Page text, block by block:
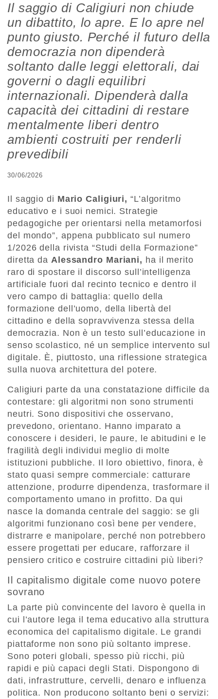
Il saggio di Caligiuri non chiude
un dibattito, lo apre. E lo apre nel
punto giusto. Perché il futuro della
democrazia non dipenderà
soltanto dalle leggi elettorali, dai
governi o dagli equilibri
internazionali. Dipenderà dalla
capacità dei cittadini di restare
mentalmente liberi dentro
ambienti costruiti per renderli
prevedibili
30/06/2026
Il saggio di Mario Caligiuri, “L’algoritmo
educativo e i suoi nemici. Strategie
pedagogiche per orientarsi nella metamorfosi
del mondo”, appena pubblicato sul numero
1/2026 della rivista “Studi della Formazione”
diretta da Alessandro Mariani, ha il merito
raro di spostare il discorso sull’intelligenza
artificiale fuori dal recinto tecnico e dentro il
vero campo di battaglia: quello della
formazione dell’uomo, della libertà del
cittadino e della sopravvivenza stessa della
democrazia. Non è un testo sull’educazione in
senso scolastico, né un semplice intervento sul
digitale. È, piuttosto, una riflessione strategica
sulla nuova architettura del potere.
Caligiuri parte da una constatazione difficile da
contestare: gli algoritmi non sono strumenti
neutri. Sono dispositivi che osservano,
prevedono, orientano. Hanno imparato a
conoscere i desideri, le paure, le abitudini e le
fragilità degli individui meglio di molte
istituzioni pubbliche. Il loro obiettivo, finora, è
stato quasi sempre commerciale: catturare
attenzione, produrre dipendenza, trasformare il
comportamento umano in profitto. Da qui
nasce la domanda centrale del saggio: se gli
algoritmi funzionano così bene per vendere,
distrarre e manipolare, perché non potrebbero
essere progettati per educare, rafforzare il
pensiero critico e costruire cittadini più liberi?
Il capitalismo digitale come nuovo potere
sovrano
La parte più convincente del lavoro è quella in
cui l’autore lega il tema educativo alla struttura
economica del capitalismo digitale. Le grandi
piattaforme non sono più soltanto imprese.
Sono poteri globali, spesso più ricchi, più
rapidi e più capaci degli Stati. Dispongono di
dati, infrastrutture, cervelli, denaro e influenza
politica. Non producono soltanto beni o servizi: